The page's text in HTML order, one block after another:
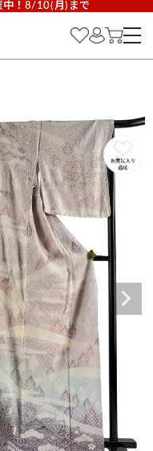
中！8/10(月)まで